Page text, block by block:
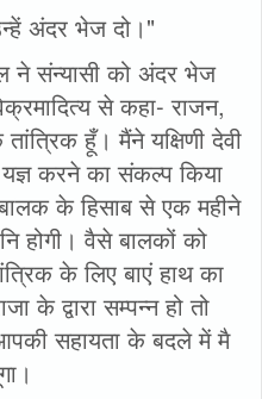
अंदर भेज दो।"
ने संन्यासी को अंदर भेज
से कहा- राजन,
हूँ। मैंने यक्षिणी देवी
करने का संकल्प किया
के हिसाब से एक महीने
होगी। वैसे बालकों को
के लिए बाएं हाथ का
के द्वारा सम्पन्न हो तो
सहायता के बदले में मै